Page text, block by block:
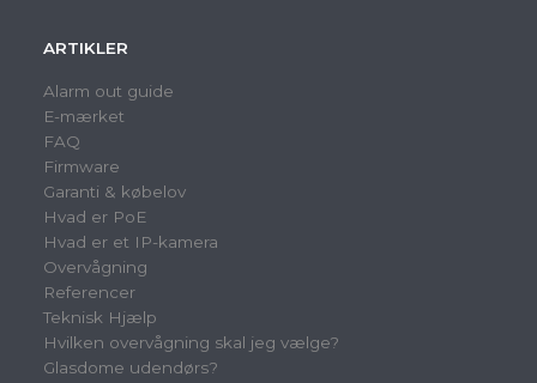
ARTIKLER
Alarm out guide
E-mærket
FAQ
Firmware
Garanti & købelov
Hvad er PoE
Hvad er et IP-kamera
Overvågning
Referencer
Teknisk Hjælp
Hvilken overvågning skal jeg vælge?
Glasdome udendørs?